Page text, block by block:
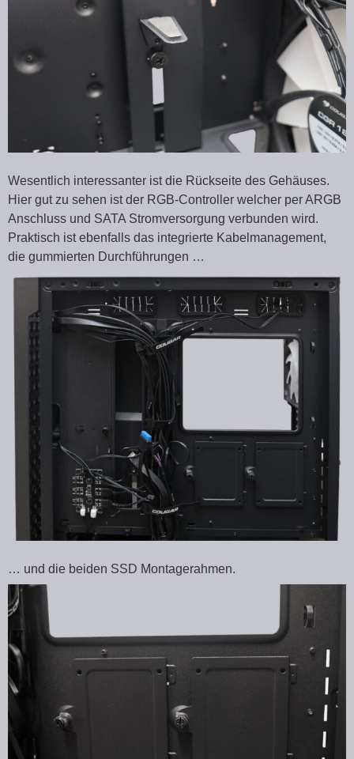
Wesentlich interessanter ist die Rückseite des Gehäuses.
Hier gut zu sehen ist der RGB-Controller welcher per ARGB
Anschluss und SATA Stromversorgung verbunden wird.
Praktisch ist ebenfalls das integrierte Kabelmanagement,
die gummierten Durchführungen …
… und die beiden SSD Montagerahmen.